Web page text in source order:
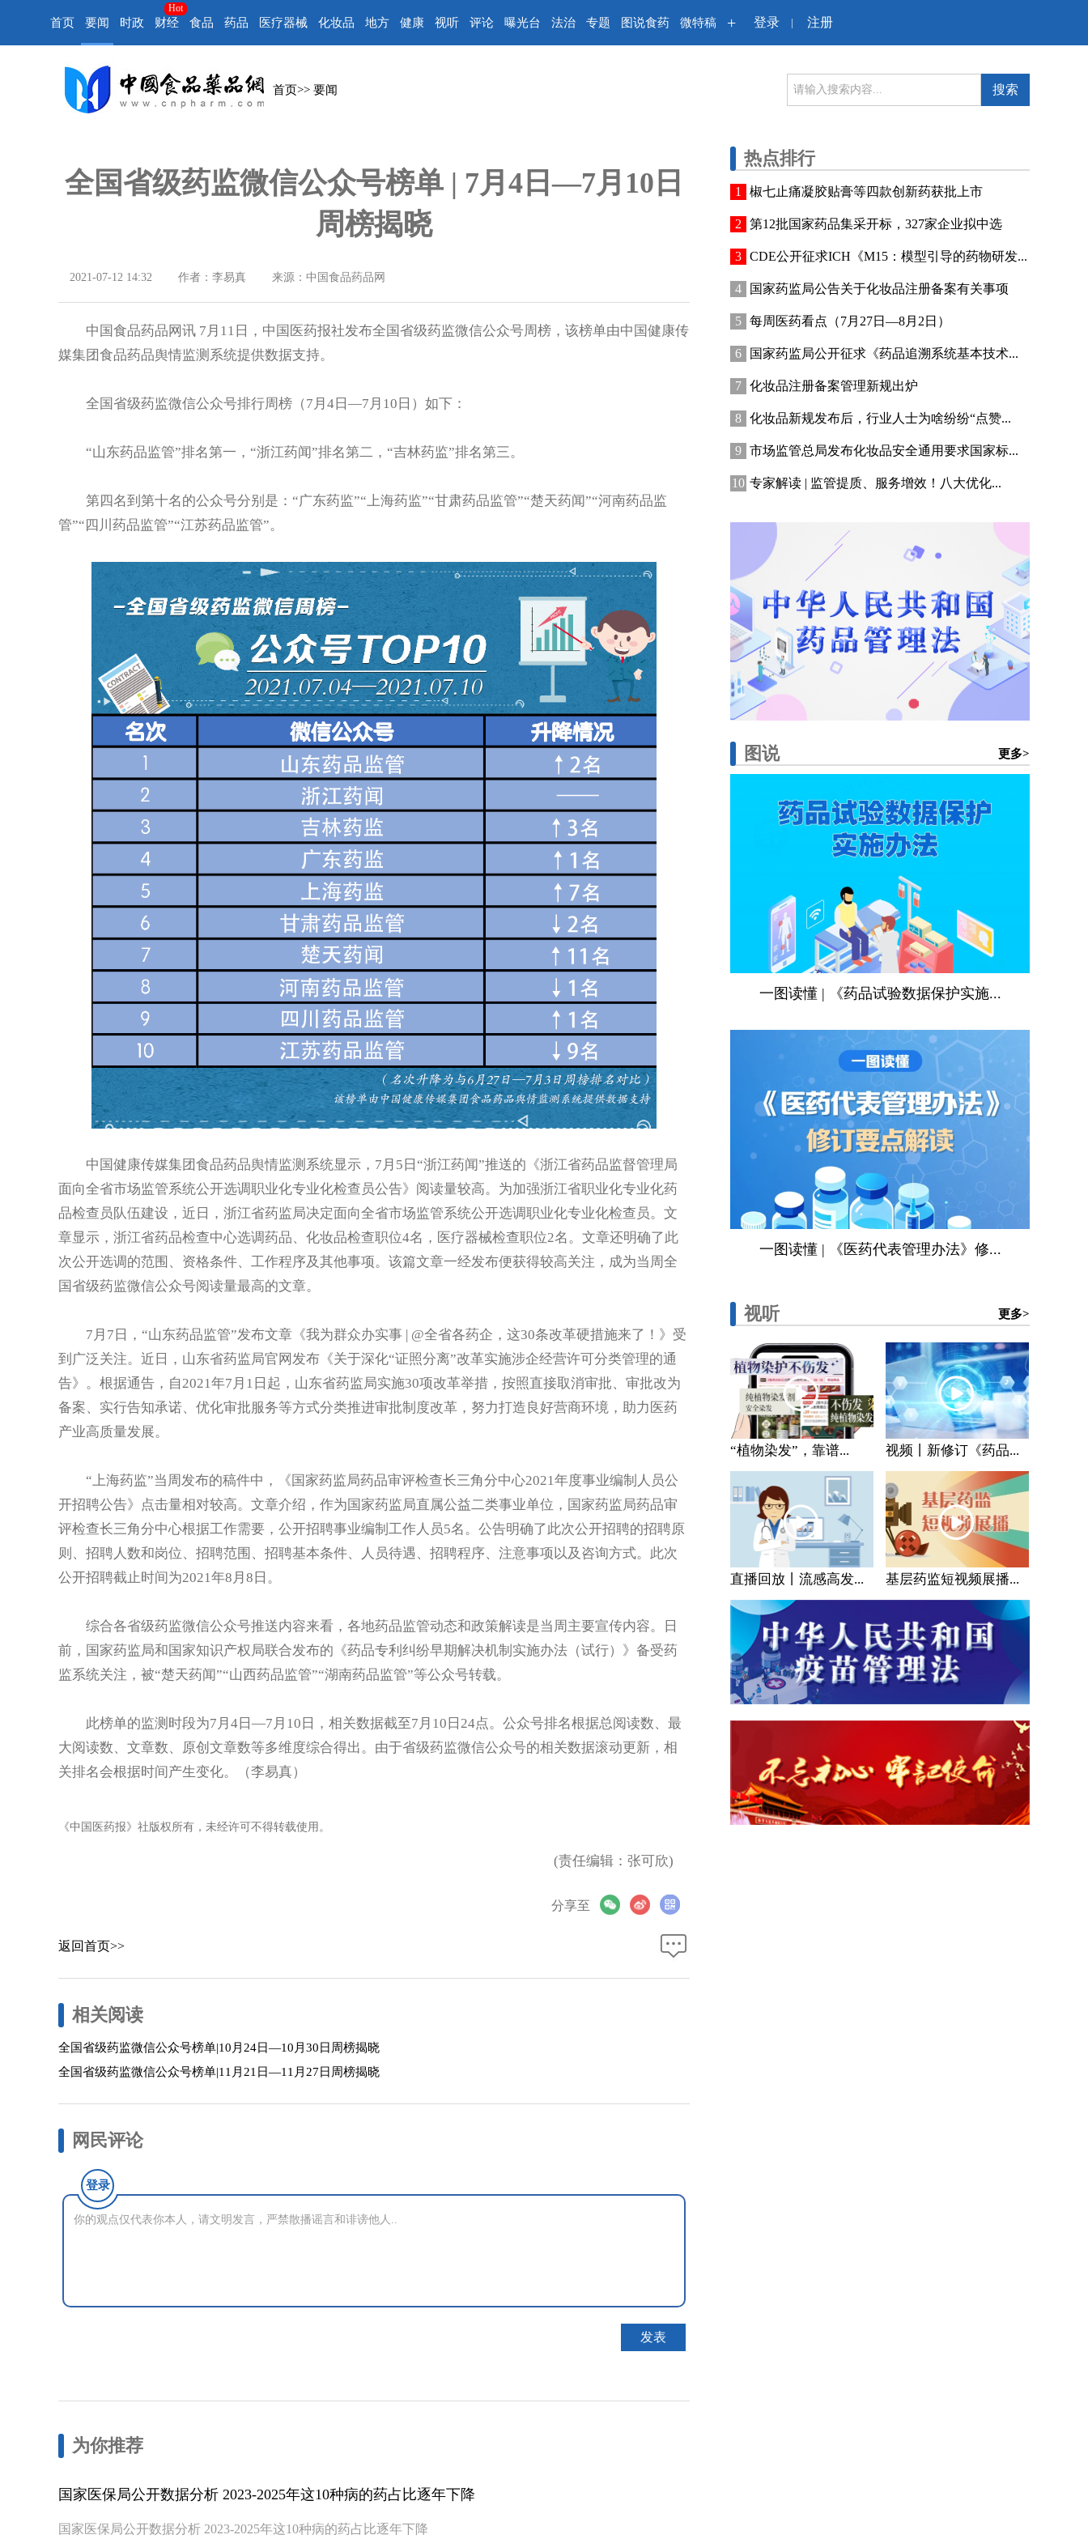
首页 要闻 时政 财经
Hot
食品 药品 医疗器械 化妆品 地方 健康 视听 评论 曝光台 法治 专题 图说食药 微特稿 + 登录 | 注册
首页>> 要闻 搜索
全国省级药监微信公众号榜单 | 7月4日—7月10日
周榜揭晓
2021-07-12 14:32 作者：李易真 来源：中国食品药品网
中国食品药品网讯 7月11日，中国医药报社发布全国省级药监微信公众号周榜，该榜单由中国健康传
媒集团食品药品舆情监测系统提供数据支持。
全国省级药监微信公众号排行周榜（7月4日—7月10日）如下：
“山东药品监管”排名第一，“浙江药闻”排名第二，“吉林药监”排名第三。
第四名到第十名的公众号分别是：“广东药监”“上海药监”“甘肃药品监管”“楚天药闻”“河南药品监
管”“四川药品监管”“江苏药品监管”。
中国健康传媒集团食品药品舆情监测系统显示，7月5日“浙江药闻”推送的《浙江省药品监督管理局
面向全省市场监管系统公开选调职业化专业化检查员公告》阅读量较高。为加强浙江省职业化专业化药
品检查员队伍建设，近日，浙江省药监局决定面向全省市场监管系统公开选调职业化专业化检查员。文
章显示，浙江省药品检查中心选调药品、化妆品检查职位4名，医疗器械检查职位2名。文章还明确了此
次公开选调的范围、资格条件、工作程序及其他事项。该篇文章一经发布便获得较高关注，成为当周全
国省级药监微信公众号阅读量最高的文章。
7月7日，“山东药品监管”发布文章《我为群众办实事 | @全省各药企，这30条改革硬措施来了！》受
到广泛关注。近日，山东省药监局官网发布《关于深化“证照分离”改革实施涉企经营许可分类管理的通
告》。根据通告，自2021年7月1日起，山东省药监局实施30项改革举措，按照直接取消审批、审批改为
备案、实行告知承诺、优化审批服务等方式分类推进审批制度改革，努力打造良好营商环境，助力医药
产业高质量发展。
“上海药监”当周发布的稿件中，《国家药监局药品审评检查长三角分中心2021年度事业编制人员公
开招聘公告》点击量相对较高。文章介绍，作为国家药监局直属公益二类事业单位，国家药监局药品审
评检查长三角分中心根据工作需要，公开招聘事业编制工作人员5名。公告明确了此次公开招聘的招聘原
则、招聘人数和岗位、招聘范围、招聘基本条件、人员待遇、招聘程序、注意事项以及咨询方式。此次
公开招聘截止时间为2021年8月8日。
综合各省级药监微信公众号推送内容来看，各地药品监管动态和政策解读是当周主要宣传内容。日
前，国家药监局和国家知识产权局联合发布的《药品专利纠纷早期解决机制实施办法（试行）》备受药
监系统关注，被“楚天药闻”“山西药品监管”“湖南药品监管”等公众号转载。
此榜单的监测时段为7月4日—7月10日，相关数据截至7月10日24点。公众号排名根据总阅读数、最
大阅读数、文章数、原创文章数等多维度综合得出。由于省级药监微信公众号的相关数据滚动更新，相
关排名会根据时间产生变化。（李易真）
《中国医药报》社版权所有，未经许可不得转载使用。
(责任编辑：张可欣)
分享至
返回首页>>
相关阅读
全国省级药监微信公众号榜单|10月24日—10月30日周榜揭晓
全国省级药监微信公众号榜单|11月21日—11月27日周榜揭晓
网民评论
登录
为你推荐
国家医保局公开数据分析 2023-2025年这10种病的药占比逐年下降
国家医保局公开数据分析 2023-2025年这10种病的药占比逐年下降
热点排行
椒七止痛凝胶贴膏等四款创新药获批上市
第12批国家药品集采开标，327家企业拟中选
CDE公开征求ICH《M15：模型引导的药物研发...
国家药监局公告关于化妆品注册备案有关事项
每周医药看点（7月27日—8月2日）
国家药监局公开征求《药品追溯系统基本技术...
化妆品注册备案管理新规出炉
化妆品新规发布后，行业人士为啥纷纷“点赞...
市场监管总局发布化妆品安全通用要求国家标...
专家解读 | 监管提质、服务增效！八大优化...
图说 更多>
一图读懂 | 《药品试验数据保护实施...
一图读懂 | 《医药代表管理办法》修...
视听 更多>
“植物染发”，靠谱... 视频丨新修订《药品...
直播回放丨流感高发... 基层药监短视频展播...